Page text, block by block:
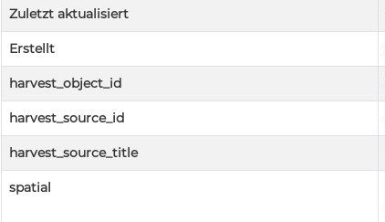
Zuletzt aktualisiert
Erstellt
harvest_object_id
harvest_source_id
harvest_source_title
spatial